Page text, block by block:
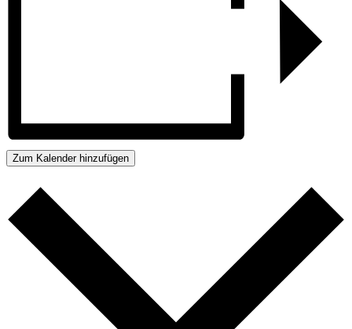
Zum Kalender hinzufügen